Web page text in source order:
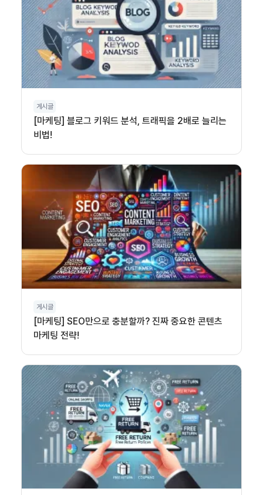
게시글
[마케팅] 블로그 키워드 분석, 트래픽을 2배로 늘리는
비법!
게시글
[마케팅] SEO만으로 충분할까? 진짜 중요한 콘텐츠
마케팅 전략!